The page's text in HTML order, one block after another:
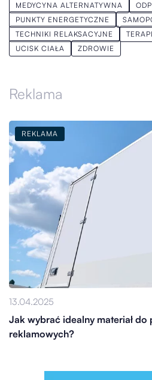
MEDYCYNA ALTERNATYWNA
PUNKTY ENERGETYCZNE
TECHNIKI RELAKSACYJNE
UCISK CIAŁA
ZDROWIE
Reklama
REKLAMA
13.04.2025
Jak wybrać idealny materiał
reklamowych?